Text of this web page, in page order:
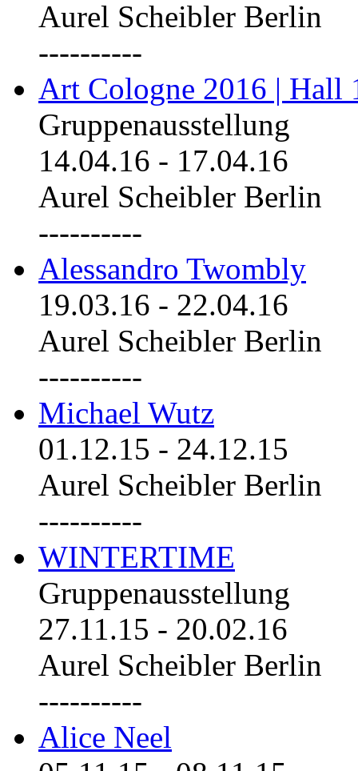
Aurel Scheibler Berlin
----------
Art Cologne 2016 | Hall
Gruppenausstellung
14.04.16 - 17.04.16
Aurel Scheibler Berlin
----------
Alessandro Twombly
19.03.16 - 22.04.16
Aurel Scheibler Berlin
----------
Michael Wutz
01.12.15 - 24.12.15
Aurel Scheibler Berlin
----------
WINTERTIME
Gruppenausstellung
27.11.15 - 20.02.16
Aurel Scheibler Berlin
----------
Alice Neel